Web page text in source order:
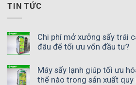
TIN TỨC
Chi phí mở xưởng sấy trái
đâu để tối ưu vốn đầu tư?
Máy sấy lạnh giúp tối ưu
thế nào trong sản xuất quy